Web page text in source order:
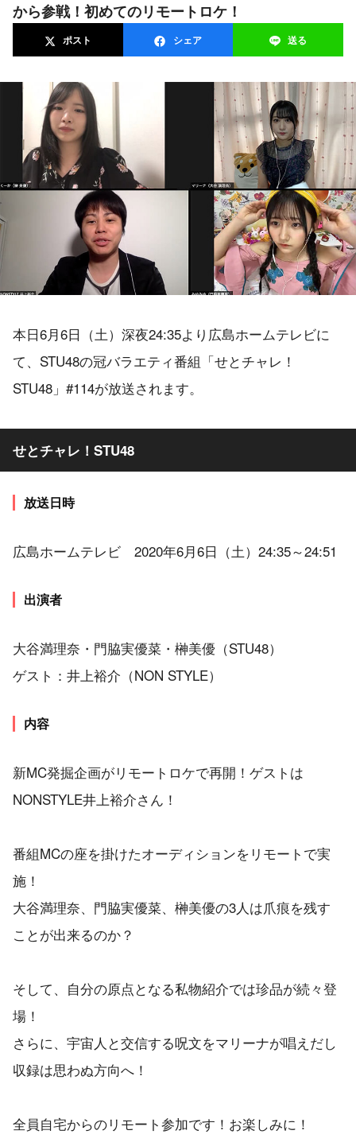
から参戦！初めてのリモートロケ！
ポスト シェア 送る
本日6月6日（土）深夜24:35より広島ホームテレビに
て、STU48の冠バラエティ番組「せとチャレ！
STU48」#114が放送されます。
せとチャレ！STU48
放送日時
広島ホームテレビ 2020年6月6日（土）24:35～24:51
出演者
大谷満理奈・門脇実優菜・榊美優（STU48）
ゲスト：井上裕介（NON STYLE）
内容
新MC発掘企画がリモートロケで再開！ゲストは
NONSTYLE井上裕介さん！
番組MCの座を掛けたオーディションをリモートで実
施！
大谷満理奈、門脇実優菜、榊美優の3人は爪痕を残す
ことが出来るのか？
そして、自分の原点となる私物紹介では珍品が続々登
場！
さらに、宇宙人と交信する呪文をマリーナが唱えだし
収録は思わぬ方向へ！
全員自宅からのリモート参加です！お楽しみに！